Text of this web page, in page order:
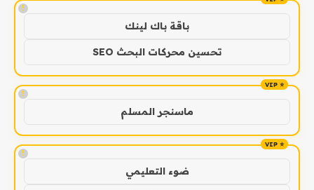
!
باقة باك لينك
تحسين محركات البحث SEO
!
ماسنجر المسلم
!
ضوء التعليمي